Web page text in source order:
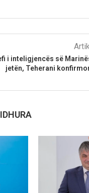
i inteligjencës së
jetën, Teherani